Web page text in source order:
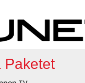
Paketet